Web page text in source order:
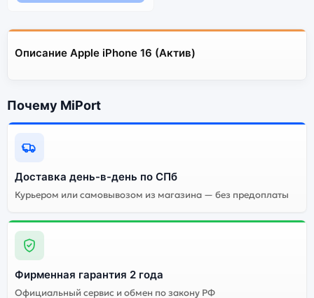
Описание Apple iPhone 16 (Актив)
Почему MiPort
Доставка день-в-день по СПб
Курьером или самовывозом из магазина — без предоплаты
Фирменная гарантия 2 года
Официальный сервис и обмен по закону РФ